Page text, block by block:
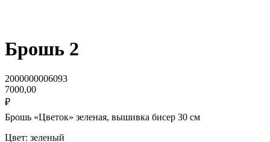
Брошь 2
2000000006093
7000,00
₽
Брошь «Цветок» зеленая, вышивка бисер 30 см
Цвет: зеленый